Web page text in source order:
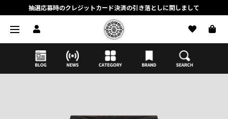
抽選応募時のクレジットカード決済の引き落としに関しまして
【応募前に必ずお読みください】抽選応募に関する注意事項
MORTAR ONLINE STOREの会員に関しまして